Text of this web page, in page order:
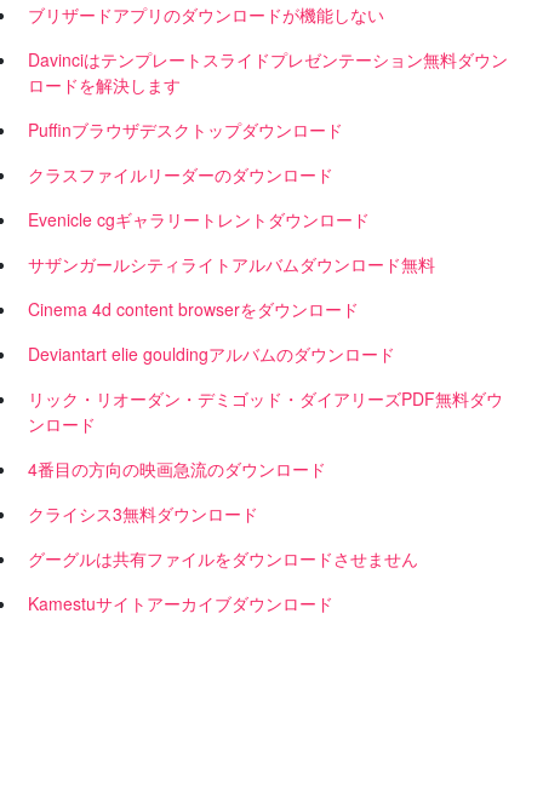
ブリザードアプリのダウンロードが機能しない
Davinciはテンプレートスライドプレゼンテーション無料ダウン
ロードを解決します
Puffinブラウザデスクトップダウンロード
クラスファイルリーダーのダウンロード
Evenicle cgギャラリートレントダウンロード
サザンガールシティライトアルバムダウンロード無料
Cinema 4d content browserをダウンロード
Deviantart elie gouldingアルバムのダウンロード
リック・リオーダン・デミゴッド・ダイアリーズPDF無料ダウ
ンロード
4番目の方向の映画急流のダウンロード
クライシス3無料ダウンロード
グーグルは共有ファイルをダウンロードさせません
Kamestuサイトアーカイブダウンロード